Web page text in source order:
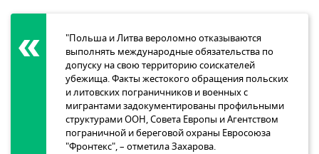
"Польша и Литва вероломно отказываются
выполнять международные обязательства по
допуску на свою территорию соискателей
убежища. Факты жестокого обращения польских
и литовских пограничников и военных с
мигрантами задокументированы профильными
структурами ООН, Совета Европы и Агентством
пограничной и береговой охраны Евросоюза
"Фронтекс", – отметила Захарова.